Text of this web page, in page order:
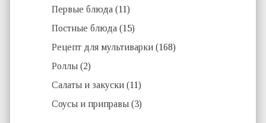
Первые блюда (11)
Постные блюда (15)
Рецепт для мультиварки (168)
Роллы (2)
Салаты и закуски (11)
Соусы и приправы (3)